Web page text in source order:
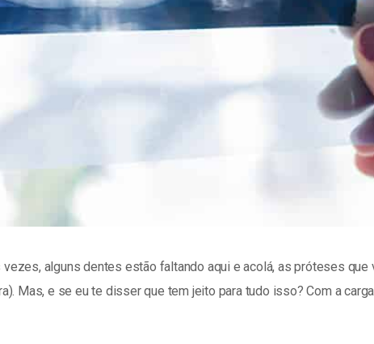
alguns dentes estão faltando aqui e acolá, as próteses
Mas, e se eu te disser que tem jeito para tudo isso? Com a